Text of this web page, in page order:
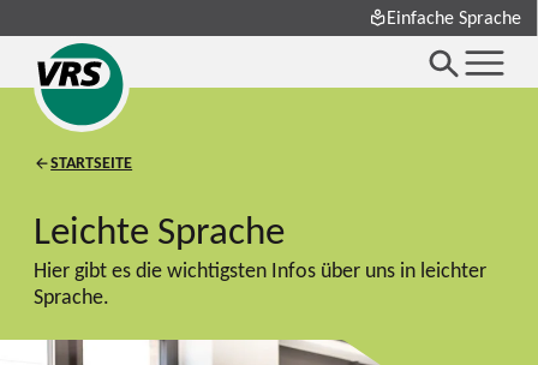
Einfache Sprache
STARTSEITE
Leichte Sprache
Hier gibt es die wichtigsten Infos über uns in leichter
Sprache.